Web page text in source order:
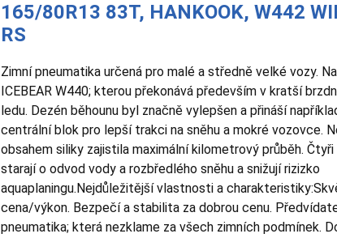
165/80R13 83T, HANKOOK, W442
RS
Zimní pneumatika určená pro malé a středně velké vozy.
ICEBEAR W440; kterou překonává především v kratší
ledu. Dezén běhounu byl značně vylepšen a přináší
centrální blok pro lepší trakci na sněhu a mokré vozovce.
obsahem siliky zajistila maximální kilometrový průběh.
starají o odvod vody a rozbředlého sněhu a snižují rizizko
aquaplaningu.Nejdůležitější vlastnosti a
cena/výkon. Bezpečí a stabilita za dobrou cenu.
pneumatika; která nezklame za všech zimních podmínek.